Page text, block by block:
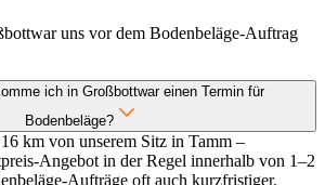
uns vor dem Bodenbeläge-Auftrag
ich in Großbottwar einen Termin für
Bodenbeläge?
km von unserem Sitz in Tamm –
Angebot in der Regel innerhalb von 1–2
Aufträge oft auch kurzfristiger.